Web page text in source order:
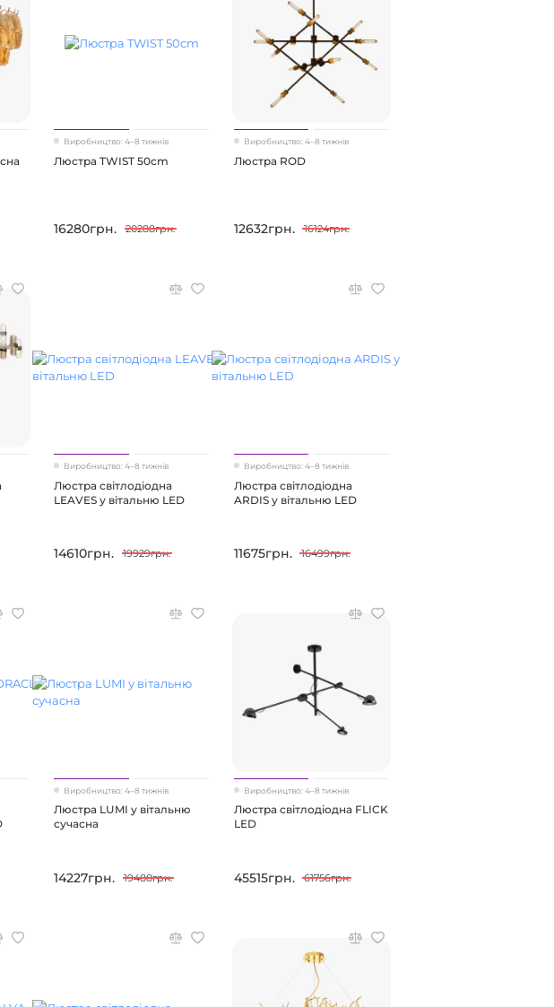
Виробництво: 4–8 тижнів
Люстра TWIST 50cm
16280грн. 20288грн.
Виробництво: 4–8 тижнів
Люстра ROD
12632грн. 16124грн.
Виробництво: 4–8 тижнів
Люстра світлодіодна
LEAVES у вітальню LED
14610грн. 19929грн.
Виробництво: 4–8 тижнів
Люстра світлодіодна
ARDIS у вітальню LED
11675грн. 16499грн.
Виробництво: 4–8 тижнів
Люстра LUMI у вітальню
сучасна
14227грн. 19488грн.
Виробництво: 4–8 тижнів
Люстра світлодіодна FLICK
LED
45515грн. 61756грн.